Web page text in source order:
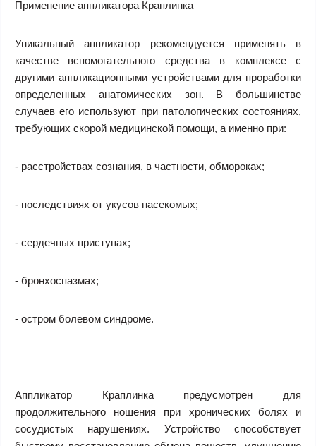
Применение аппликатора Краплинка
Уникальный аппликатор рекомендуется применять в
качестве вспомогательного средства в комплексе с
другими аппликационными устройствами для проработки
определенных анатомических зон. В большинстве
случаев его используют при патологических состояниях,
требующих скорой медицинской помощи, а именно при:
- расстройствах сознания, в частности, обмороках;
- последствиях от укусов насекомых;
- сердечных приступах;
- бронхоспазмах;
- остром болевом синдроме.
Аппликатор Краплинка предусмотрен для
продолжительного ношения при хронических болях и
сосудистых нарушениях. Устройство способствует